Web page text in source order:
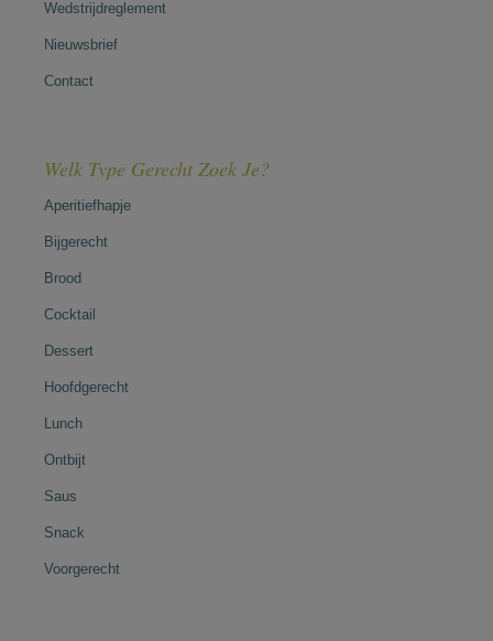
Wedstrijdreglement
Nieuwsbrief
Contact
Welk Type Gerecht Zoek Je?
Aperitiefhapje
Bijgerecht
Brood
Cocktail
Dessert
Hoofdgerecht
Lunch
Ontbijt
Saus
Snack
Voorgerecht